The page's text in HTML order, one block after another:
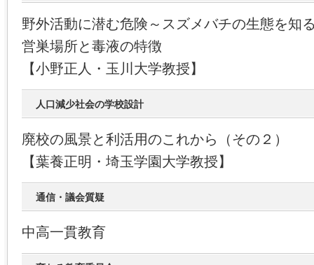
野外活動に潜む危険～スズメバチの生態を知
営巣場所と毒液の特徴
【小野正人・玉川大学教授】
人口減少社会の学校設計
廃校の風景と利活用のこれから（その２）
【葉養正明・埼玉学園大学教授】
通信・議会質疑
中高一貫教育